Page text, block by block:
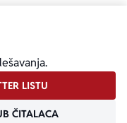
LISTU
ČITALACA